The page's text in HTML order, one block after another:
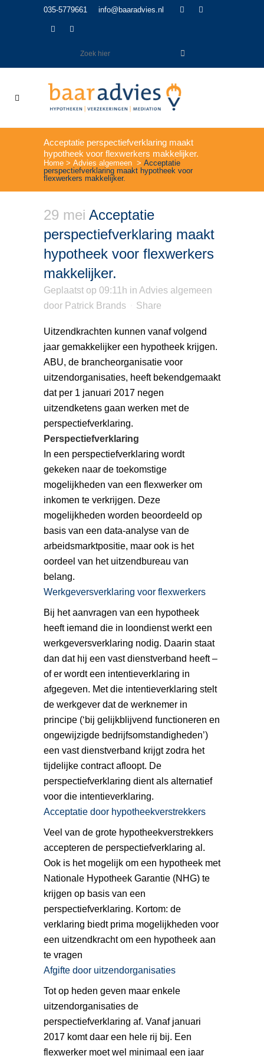
035-5779661 info@baaradvies.nl
Acceptatie perspectiefverklaring maakt
hypotheek voor flexwerkers makkelijker.
Home > Advies algemeen > Acceptatie
perspectiefverklaring maakt hypotheek voor
flexwerkers makkelijker.
29 mei Acceptatie
perspectiefverklaring maakt
hypotheek voor flexwerkers
makkelijker.
Geplaatst op 09:11h in Advies algemeen
door Patrick Brands Share
Uitzendkrachten kunnen vanaf volgend
jaar gemakkelijker een hypotheek krijgen.
ABU, de brancheorganisatie voor
uitzendorganisaties, heeft bekendgemaakt
dat per 1 januari 2017 negen
uitzendketens gaan werken met de
perspectiefverklaring.
Perspectiefverklaring
In een perspectiefverklaring wordt
gekeken naar de toekomstige
mogelijkheden van een flexwerker om
inkomen te verkrijgen. Deze
mogelijkheden worden beoordeeld op
basis van een data-analyse van de
arbeidsmarktpositie, maar ook is het
oordeel van het uitzendbureau van
belang.
Werkgeversverklaring voor flexwerkers
Bij het aanvragen van een hypotheek
heeft iemand die in loondienst werkt een
werkgeversverklaring nodig. Daarin staat
dan dat hij een vast dienstverband heeft –
of er wordt een intentieverklaring in
afgegeven. Met die intentieverklaring stelt
de werkgever dat de werknemer in
principe (‘bij gelijkblijvend functioneren en
ongewijzigde bedrijfsomstandigheden’)
een vast dienstverband krijgt zodra het
tijdelijke contract afloopt. De
perspectiefverklaring dient als alternatief
voor die intentieverklaring.
Acceptatie door hypotheekverstrekkers
Veel van de grote hypotheekverstrekkers
accepteren de perspectiefverklaring al.
Ook is het mogelijk om een hypotheek met
Nationale Hypotheek Garantie (NHG) te
krijgen op basis van een
perspectiefverklaring. Kortom: de
verklaring biedt prima mogelijkheden voor
een uitzendkracht om een hypotheek aan
te vragen
Afgifte door uitzendorganisaties
Tot op heden geven maar enkele
uitzendorganisaties de
perspectiefverklaring af. Vanaf januari
2017 komt daar een hele rij bij. Een
flexwerker moet wel minimaal een jaar